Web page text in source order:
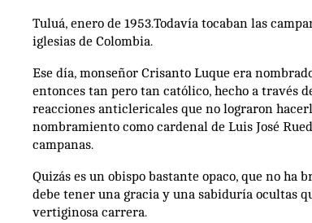
Tuluá, enero de 1953.Todavía tocaban las
iglesias de Colombia.
Ese día, monseñor Crisanto Luque era
entonces tan pero tan católico, hecho a través
reacciones anticlericales que no lograron
nombramiento como cardenal de Luis José
campanas.
Quizás es un obispo bastante opaco, que no
debe tener una gracia y una sabiduría ocultas
vertiginosa carrera.